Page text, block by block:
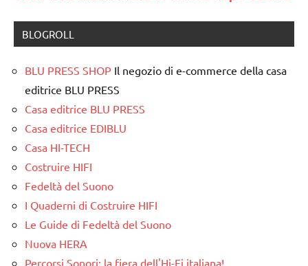
BLOGROLL
BLU PRESS SHOP Il negozio di e-commerce della casa
editrice BLU PRESS
Casa editrice BLU PRESS
Casa editrice EDIBLU
Casa HI-TECH
Costruire HIFI
Fedeltà del Suono
I Quaderni di Costruire HIFI
Le Guide di Fedeltà del Suono
Nuova HERA
Percorsi Sonori: la fiera dell'Hi-Fi italiana!